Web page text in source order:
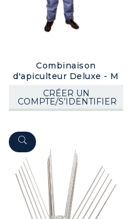
Combinaison
d'apiculteur Deluxe - M
CRÉER UN
COMPTE/S’IDENTIFIER